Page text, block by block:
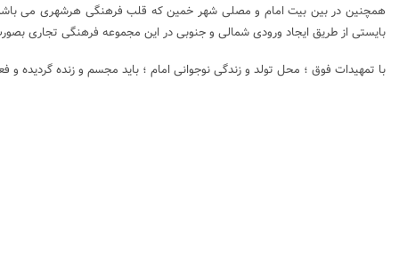
همچنین در بین بیت امام و مصلی شهر خمین که قلب فرهنگی هرشهری می باشد
بایستی از طریق ایجاد ورودی شمالی و جنوبی در این مجموعه فرهنگی تجاری
با تمهیدات فوق ؛ محل تولد و زندگی نوجوانی امام ؛ باید مجسم و زنده گردیده